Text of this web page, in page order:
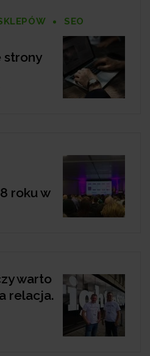
SEO
strony
roku w
warto
relacja.